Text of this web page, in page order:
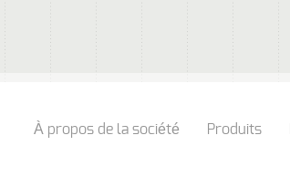
À propos de la société Produits